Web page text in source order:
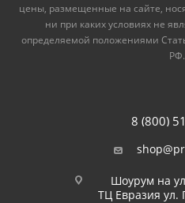
цены, размещенные на сайте,
ни при каких условиях не
определяемой положениями
РФ.
8 (800)
Шоурум на
ТЦ Евразия ул.